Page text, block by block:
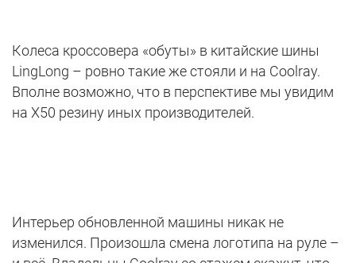
Колеса кроссовера «обуты» в китайские шины
LingLong – ровно такие же стояли и на Coolray.
Вполне возможно, что в перспективе мы увидим
на X50 резину иных производителей.
Интерьер обновленной машины никак не
изменился. Произошла смена логотипа на руле –